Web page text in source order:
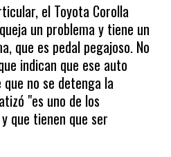
el Toyota Corolla
un problema y tiene un
que es pedal pegajoso. No
indican que ese auto
no se detenga la
"es uno de los
que tienen que ser